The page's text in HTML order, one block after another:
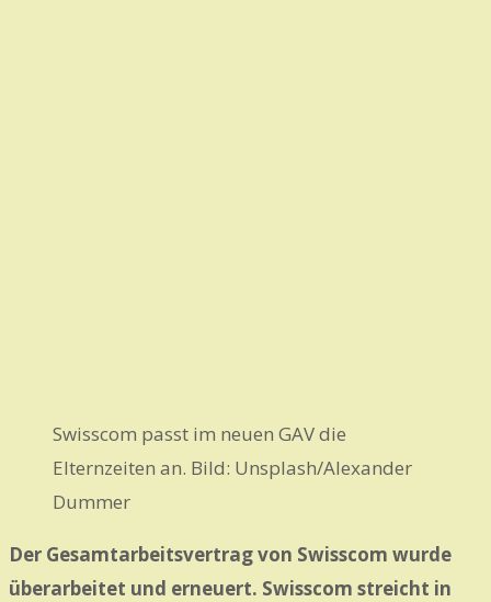
Swisscom passt im neuen GAV die
Elternzeiten an. Bild: Unsplash/Alexander
Dummer
Der Gesamtarbeitsvertrag von Swisscom wurde
überarbeitet und erneuert. Swisscom streicht in